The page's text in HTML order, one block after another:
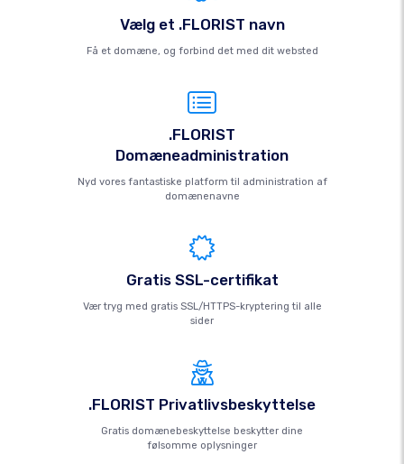
Vælg et .FLORIST navn
Få et domæne, og forbind det med dit websted
.FLORIST
Domæneadministration
Nyd vores fantastiske platform til administration af
domænenavne
Gratis SSL-certifikat
Vær tryg med gratis SSL/HTTPS-kryptering til alle
sider
.FLORIST Privatlivsbeskyttelse
Gratis domænebeskyttelse beskytter dine
følsomme oplysninger